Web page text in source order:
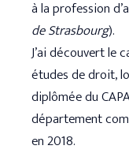
à la profession
de Strasbourg).
J’ai découvert le
études de droit,
diplômée du
département
en 2018.